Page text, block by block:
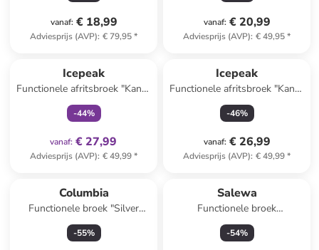
vanaf: € 18,99
Adviesprijs (AVP): € 79,95*
vanaf: € 20,99
Adviesprijs (AVP): € 49,95*
Icepeak
Functionele afritsbroek "Kano"
roze
-44%
vanaf: € 27,99
Adviesprijs (AVP): € 49,99*
Icepeak
Functionele afritsbroek "Kano"
donkerblauw
-46%
vanaf: € 26,99
Adviesprijs (AVP): € 49,99*
Columbia
Functionele broek "Silver
Ridge Utility" beige
-55%
Salewa
Functionele broek
"Rosengarten" zalmroze
-54%